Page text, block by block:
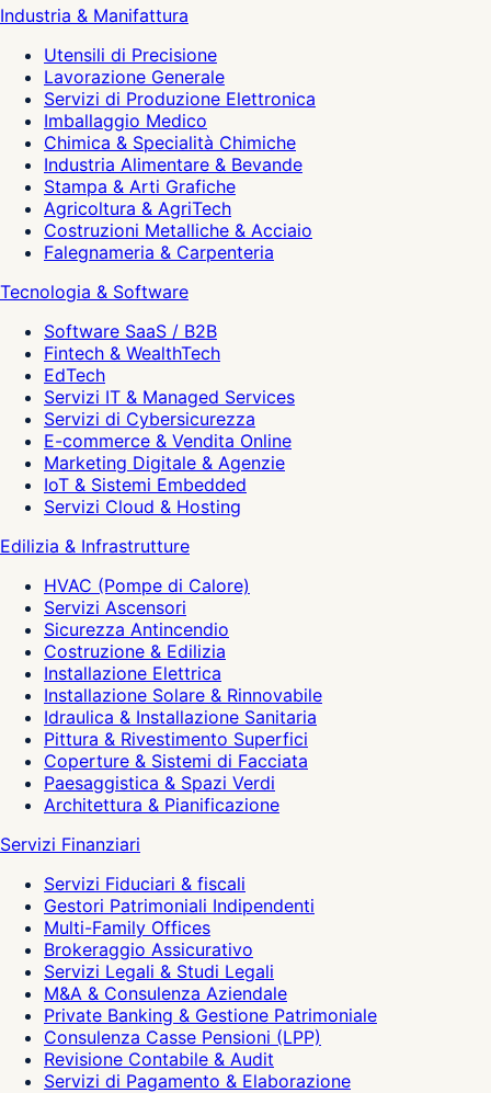
Industria & Manifattura
Utensili di Precisione
Lavorazione Generale
Servizi di Produzione Elettronica
Imballaggio Medico
Chimica & Specialità Chimiche
Industria Alimentare & Bevande
Stampa & Arti Grafiche
Agricoltura & AgriTech
Costruzioni Metalliche & Acciaio
Falegnameria & Carpenteria
Tecnologia & Software
Software SaaS / B2B
Fintech & WealthTech
EdTech
Servizi IT & Managed Services
Servizi di Cybersicurezza
E-commerce & Vendita Online
Marketing Digitale & Agenzie
IoT & Sistemi Embedded
Servizi Cloud & Hosting
Edilizia & Infrastrutture
HVAC (Pompe di Calore)
Servizi Ascensori
Sicurezza Antincendio
Costruzione & Edilizia
Installazione Elettrica
Installazione Solare & Rinnovabile
Idraulica & Installazione Sanitaria
Pittura & Rivestimento Superfici
Coperture & Sistemi di Facciata
Paesaggistica & Spazi Verdi
Architettura & Pianificazione
Servizi Finanziari
Servizi Fiduciari & fiscali
Gestori Patrimoniali Indipendenti
Multi-Family Offices
Brokeraggio Assicurativo
Servizi Legali & Studi Legali
M&A & Consulenza Aziendale
Private Banking & Gestione Patrimoniale
Consulenza Casse Pensioni (LPP)
Revisione Contabile & Audit
Servizi di Pagamento & Elaborazione